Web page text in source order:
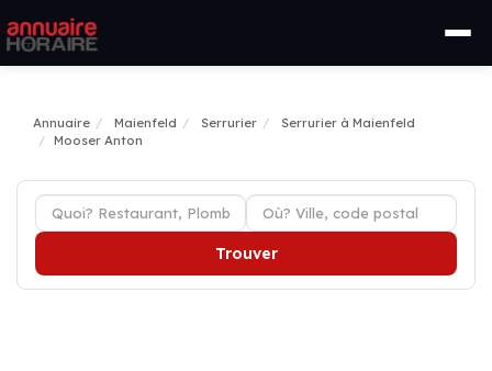
Annuaire Maienfeld Serrurier
Serrurier à Maienfeld
Mooser Anton
Trouver